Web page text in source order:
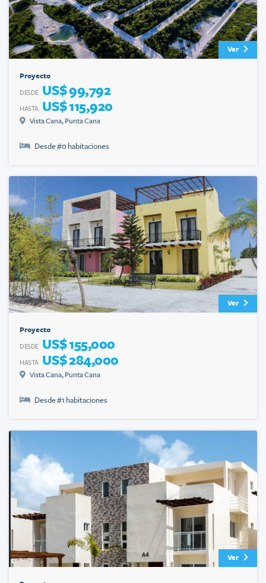
Ver
Proyecto
DESDE US$ 99,792
HASTA US$ 115,920
Vista Cana, Punta Cana
Desde #0 habitaciones
Ver
Proyecto
DESDE US$ 155,000
HASTA US$ 284,000
Vista Cana, Punta Cana
Desde #1 habitaciones
Ver